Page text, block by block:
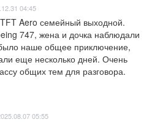
04:45
Aero семейный выходной.
747, жена и дочка наблюдали
наше общее приключение,
еще несколько дней. Очень
общих тем для разговора.
05:55